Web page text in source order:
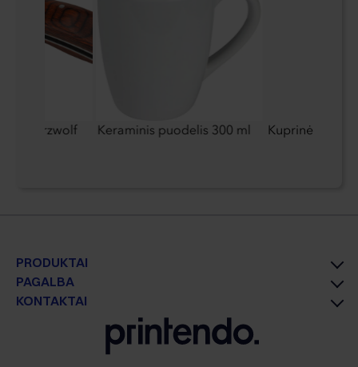
Keraminis puodelis 300 ml Kuprinė
PRODUKTAI
PAGALBA
KONTAKTAI